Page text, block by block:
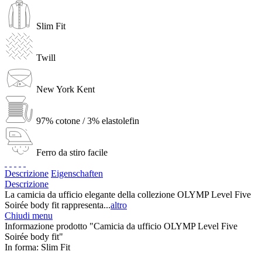
Slim Fit
Twill
New York Kent
97% cotone / 3% elastolefin
Ferro da stiro facile
Descrizione Eigenschaften
Descrizione
La camicia da ufficio elegante della collezione OLYMP Level Five
Soirée body fit rappresenta...altro
Chiudi menu
Informazione prodotto "Camicia da ufficio OLYMP Level Five
Soirée body fit"
In forma: Slim Fit